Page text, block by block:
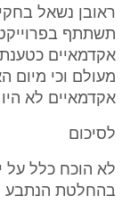
ראובן נשאל
תשתתף
אקדמאיים
מעולם וכי מיום
אקדמאיים לא היו על
לסיכום
לא הוכח כלל על
בהחלטת הנתבע